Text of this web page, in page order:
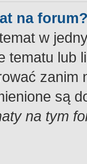
na
w
tematu lub
są
na tym